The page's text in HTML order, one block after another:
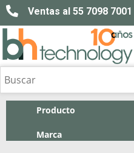
Ventas al 55 7098 7001
Producto
Marca